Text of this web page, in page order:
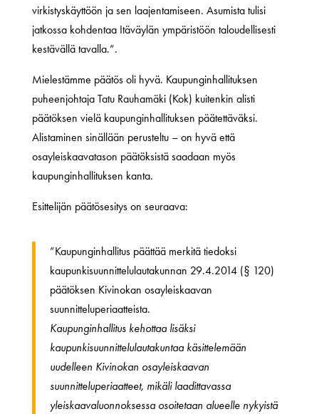
virkistyskäyttöön ja sen laajentamiseen. Asumista tulisi
jatkossa kohdentaa Itäväylän ympäristöön taloudellisesti
kestävällä tavalla.”.
Mielestämme päätös oli hyvä. Kaupunginhallituksen
puheenjohtaja Tatu Rauhamäki (Kok) kuitenkin alisti
päätöksen vielä kaupunginhallituksen päätettäväksi.
Alistaminen sinällään perusteltu – on hyvä että
osayleiskaavatason päätöksistä saadaan myös
kaupunginhallituksen kanta.
Esittelijän päätösesitys on seuraava:
”Kaupunginhallitus päättää merkitä tiedoksi
kaupunkisuunnittelulautakunnan 29.4.2014 (§ 120)
päätöksen Kivinokan osayleiskaavan
suunnitteluperiaatteista.
Kaupunginhallitus kehottaa lisäksi
kaupunkisuunnittelulautakuntaa käsittelemään
uudelleen Kivinokan osayleiskaavan
suunnitteluperiaatteet, mikäli laadittavassa
yleiskaavaluonnoksessa osoitetaan alueelle nykyistä